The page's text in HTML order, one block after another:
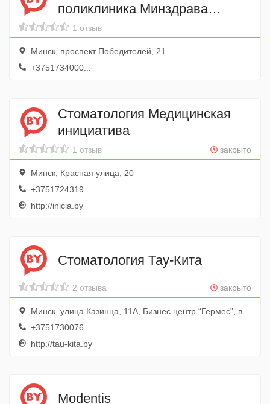
поликлиника Минздрава
РБ РКСП
1 отзыв
Минск, проспект Победителей, 21
+3751734000...
Стоматология Медицинская
инициатива
закрыто
1 отзыв
Минск, Красная улица, 20
+3751724319...
http://inicia.by
Стоматология Тау-Кита
закрыто
2 отзыва
Минск, улица Казинца, 11А, Бизнес центр “Гермес”, вход с левого торца здания
+3751730076...
http://tau-kita.by
Modentis